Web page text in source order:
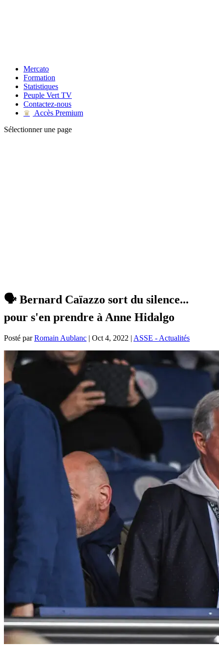
Mercato
Formation
Statistiques
Peuple Vert TV
Contactez-nous
♛
Accès Premium
Sélectionner une page
🗣 Bernard Caïazzo sort du silence...
pour s'en prendre à Anne Hidalgo
Posté parRomain Aublanc | Oct 4, 2022 | ASSE - Actualités